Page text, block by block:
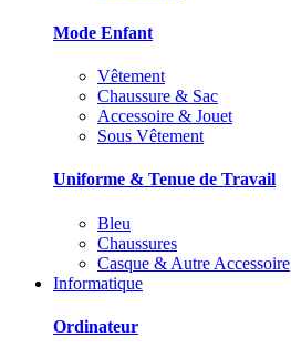
Mode Enfant
Vêtement
Chaussure & Sac
Accessoire & Jouet
Sous Vêtement
Uniforme & Tenue de Travail
Bleu
Chaussures
Casque & Autre Accessoire
Informatique
Ordinateur